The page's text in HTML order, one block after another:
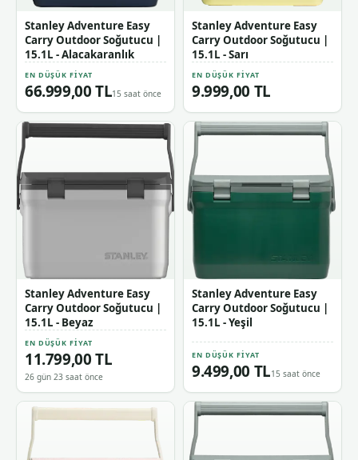
Stanley Adventure Easy
Carry Outdoor Soğutucu |
15.1L - Alacakaranlık
EN DÜŞÜK FIYAT
66.999,00 TL15 saat önce
Stanley Adventure Easy
Carry Outdoor Soğutucu |
15.1L - Sarı
EN DÜŞÜK FIYAT
9.999,00 TL
Stanley Adventure Easy
Carry Outdoor Soğutucu |
15.1L - Beyaz
EN DÜŞÜK FIYAT
11.799,00 TL
26 gün 23 saat önce
Stanley Adventure Easy
Carry Outdoor Soğutucu |
15.1L - Yeşil
EN DÜŞÜK FIYAT
9.499,00 TL15 saat önce